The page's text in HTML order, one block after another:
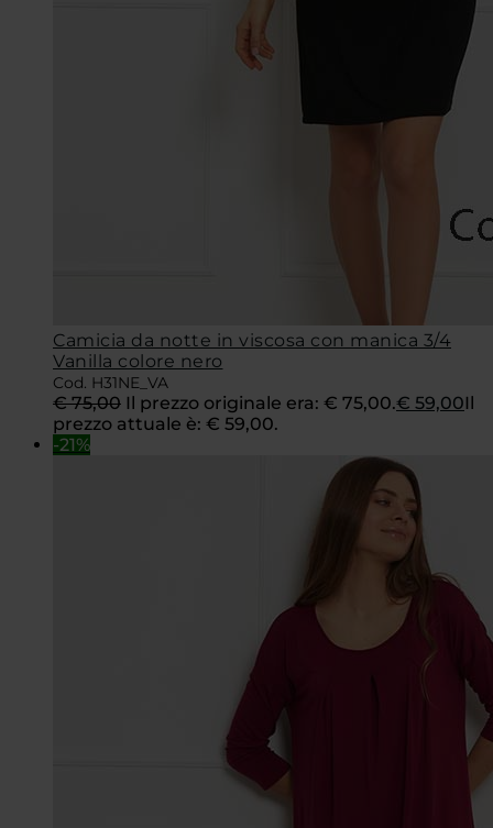
Camicia da notte in viscosa con manica 3/4
Vanilla colore nero
Cod. H31NE_VA
€75,00 Il prezzo originale era: € 75,00.€ 59,00Il
prezzo attuale è: € 59,00.
-21%